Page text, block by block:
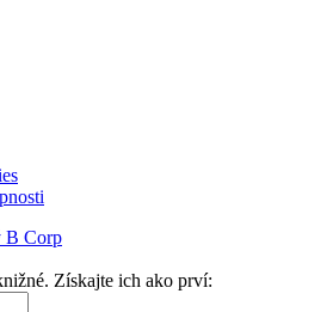
B Corp
Získajte ich ako prví: